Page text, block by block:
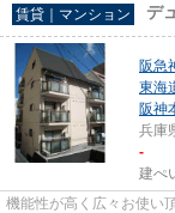
賃貸｜マンション デ
阪急
東海
阪神
兵庫
-
建ぺ
機能性が高く広々お使い